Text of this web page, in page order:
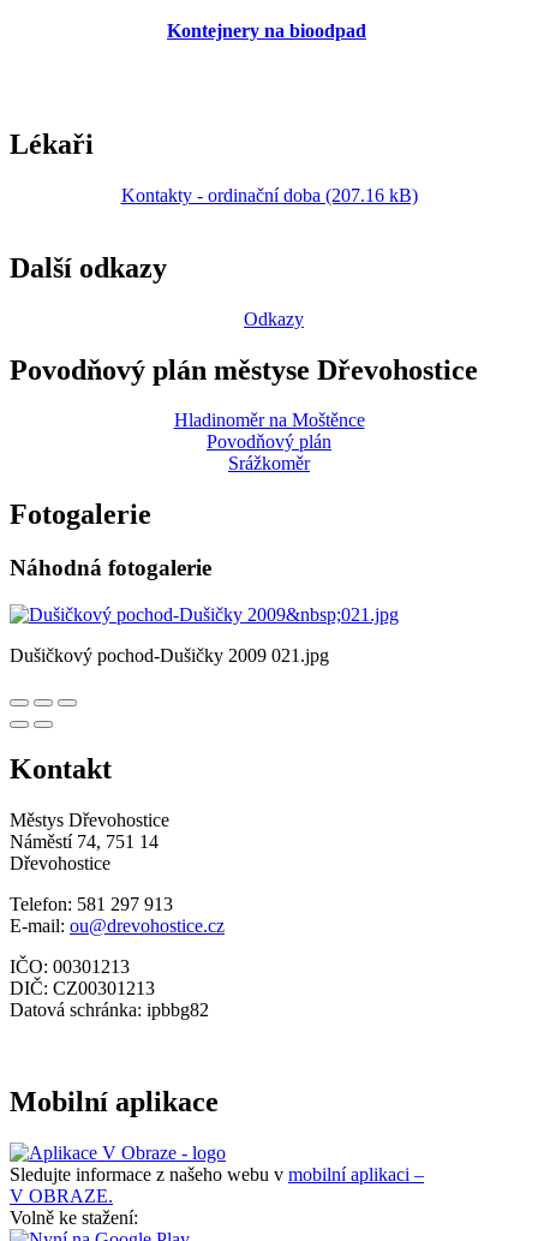
Kontejnery na bioodpad
Lékaři
Kontakty - ordinační doba (207.16 kB)
Další odkazy
Odkazy
Povodňový plán městyse Dřevohostice
Hladinoměr na Moštěnce
Povodňový plán
Srážkoměr
Fotogalerie
Náhodná fotogalerie
Dušičkový pochod-Dušičky 2009 021.jpg
Kontakt
Městys Dřevohostice
Náměstí 74, 751 14
Dřevohostice
Telefon: 581 297 913
E-mail: ou@drevohostice.cz
IČO: 00301213
DIČ: CZ00301213
Datová schránka: ipbbg82
Mobilní aplikace
Sledujte informace z našeho webu v mobilní aplikaci –
V OBRAZE.
Volně ke stažení: